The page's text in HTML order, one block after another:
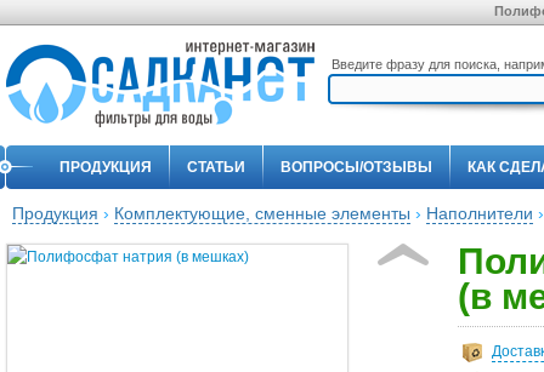
Введите фразу для поиска,
ПРОДУКЦИЯ СТАТЬИ ВОПРОСЫ/ОТЗЫВЫ КАК
Продукция › Комплектующие, сменные элементы › Наполнители
(в